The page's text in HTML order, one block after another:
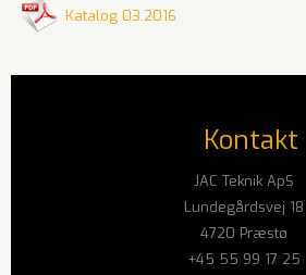
Katalog 03.2016
Kontakt
JAC Teknik ApS
Lundegårdsvej 18
4720 Præstø
+45 55 99 17 25